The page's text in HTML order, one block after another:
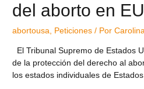
del aborto en
abortousa, Peticiones / Por
El Tribunal Supremo de Estados
de la protección del derecho al
los estados individuales de